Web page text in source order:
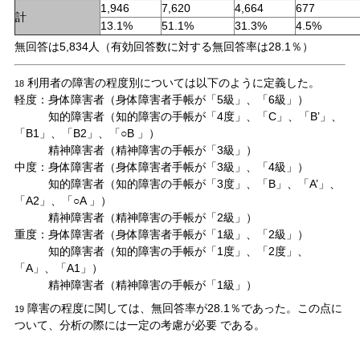
計
1,946 7,620 4,664
677
13.1%
51.1% 31.3%
4.5%
無回答は5,834人（有効回答数に対する無回答率は28.1％）
18利用者の障害の程度別については以下のように定義した。
軽度：身体障害者（身体障害者手帳が「5級」、「6級」）
知的障害者（知的障害の手帳が「4度」、「C」、「B’」、
「B1」、「B2」、「○B 」）
精神障害者（精神障害の手帳が「3級」）
中度：身体障害者（身体障害者手帳が「3級」、「4級」）
知的障害者（知的障害の手帳が「3度」、「B」、「A’」、
「A2」、「○A 」）
精神障害者（精神障害の手帳が「2級」）
重度：身体障害者（身体障害者手帳が「1級」、「2級」）
知的障害者（知的障害の手帳が「1度」、「2度」、
「A」、「A1」）
精神障害者（精神障害の手帳が「1級」）
19障害の程度に関しては、無回答率が28.1％であった。この点に
ついて、分析の際には一定の考慮が必要 である。